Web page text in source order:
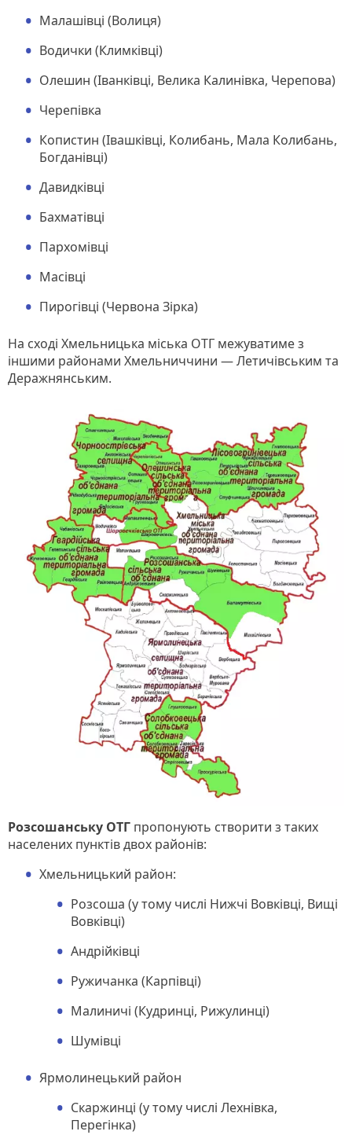
Малашівці (Волиця)
Водички (Климківці)
Олешин (Іванківці, Велика Калинівка, Черепова)
Черепівка
Копистин (Івашківці, Колибань, Мала Колибань,
Богданівці)
Давидківці
Бахматівці
Пархомівці
Масівці
Пирогівці (Червона Зірка)
На сході Хмельницька міська ОТГ межуватиме з
іншими районами Хмельниччини — Летичівським та
Деражнянським.
Розсошанську ОТГ пропонують створити з таких
населених пунктів двох районів:
Хмельницький район:
Розсоша (у тому числі Нижчі Вовківці, Вищі
Вовківці)
Андрійківці
Ружичанка (Карпівці)
Малиничі (Кудринці, Рижулинці)
Шумівці
Ярмолинецький район
Скаржинці (у тому числі Лехнівка,
Перегінка)